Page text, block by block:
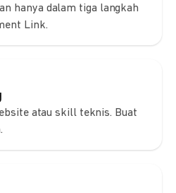
hanya dalam tiga langkah
Link.
atau skill teknis. Buat